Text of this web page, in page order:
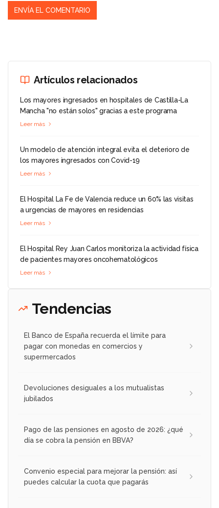
Artículos relacionados
Los mayores ingresados en hospitales de Castilla-La
Mancha "no están solos" gracias a este programa
Leer más
Un modelo de atención integral evita el deterioro de
los mayores ingresados con Covid-19
Leer más
El Hospital La Fe de Valencia reduce un 60% las visitas
a urgencias de mayores en residencias
Leer más
El Hospital Rey Juan Carlos monitoriza la actividad física
de pacientes mayores oncohematológicos
Leer más
Tendencias
El Banco de España recuerda el límite para
pagar con monedas en comercios y
supermercados
Devoluciones desiguales a los mutualistas
jubilados
Pago de las pensiones en agosto de 2026: ¿qué
día se cobra la pensión en BBVA?
Convenio especial para mejorar la pensión: así
puedes calcular la cuota que pagarás